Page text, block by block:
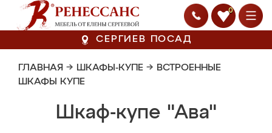
0
СЕРГИЕВ ПОСАД
ГЛАВНАЯ → ШКАФЫ-КУПЕ → ВСТРОЕННЫЕ
ШКАФЫ КУПЕ
Шкаф-купе "Ава"